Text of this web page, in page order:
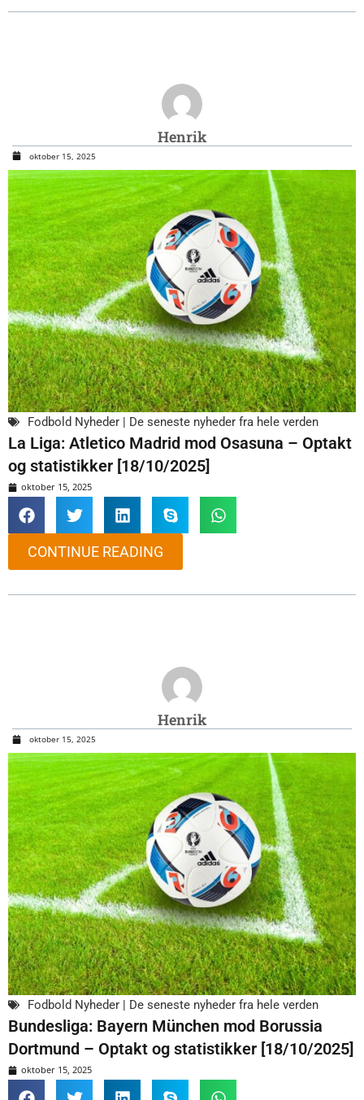
Henrik
oktober 15, 2025
Fodbold Nyheder | De seneste nyheder fra hele verden
La Liga: Atletico Madrid mod Osasuna – Optakt
og statistikker [18/10/2025]
oktober 15, 2025
CONTINUE READING
Henrik
oktober 15, 2025
Fodbold Nyheder | De seneste nyheder fra hele verden
Bundesliga: Bayern München mod Borussia
Dortmund – Optakt og statistikker [18/10/2025]
oktober 15, 2025